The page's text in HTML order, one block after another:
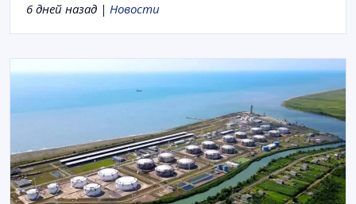
6 дней назад | Новости